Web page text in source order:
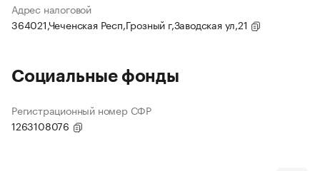
Адрес налоговой
364021,Чеченская Респ,Грозный г,Заводская ул,21
Социальные фонды
Регистрационный номер СФР
1263108076